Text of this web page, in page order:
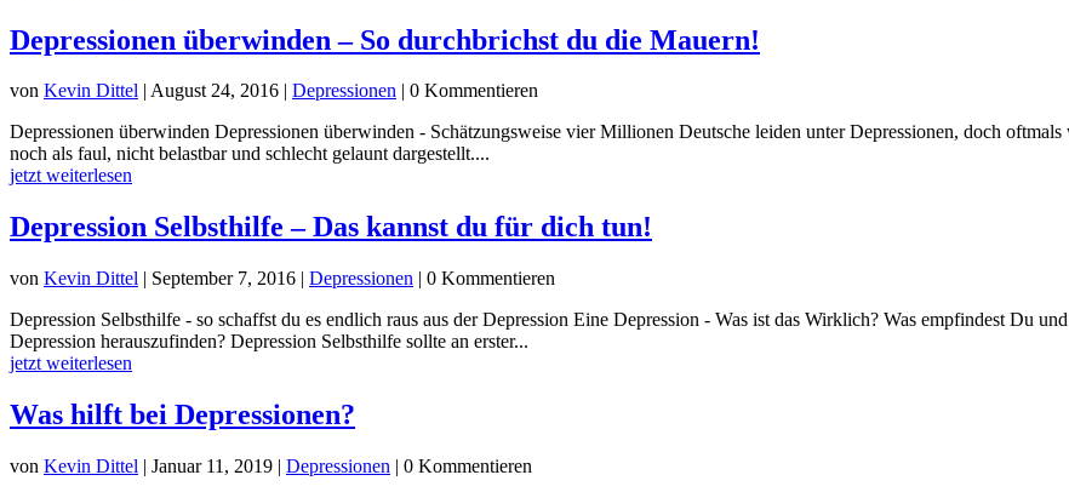
Depressionen überwinden – So durchbrichst du die Mauern!
von Kevin Dittel | August 24, 2016 | Depressionen | 0 Kommentieren
Depressionen überwinden Depressionen überwinden - Schätzungsweise vier Millionen Deutsche leiden unter Depressionen, doch
noch als faul, nicht belastbar und schlecht gelaunt dargestellt....
jetzt weiterlesen
Depression Selbsthilfe – Das kannst du für dich tun!
von Kevin Dittel | September 7, 2016 | Depressionen | 0 Kommentieren
Depression Selbsthilfe - so schaffst du es endlich raus aus der Depression Eine Depression - Was ist das Wirklich? Was empfindest Du
Depression herauszufinden? Depression Selbsthilfe sollte an erster...
jetzt weiterlesen
Was hilft bei Depressionen?
von Kevin Dittel | Januar 11, 2019 | Depressionen | 0 Kommentieren